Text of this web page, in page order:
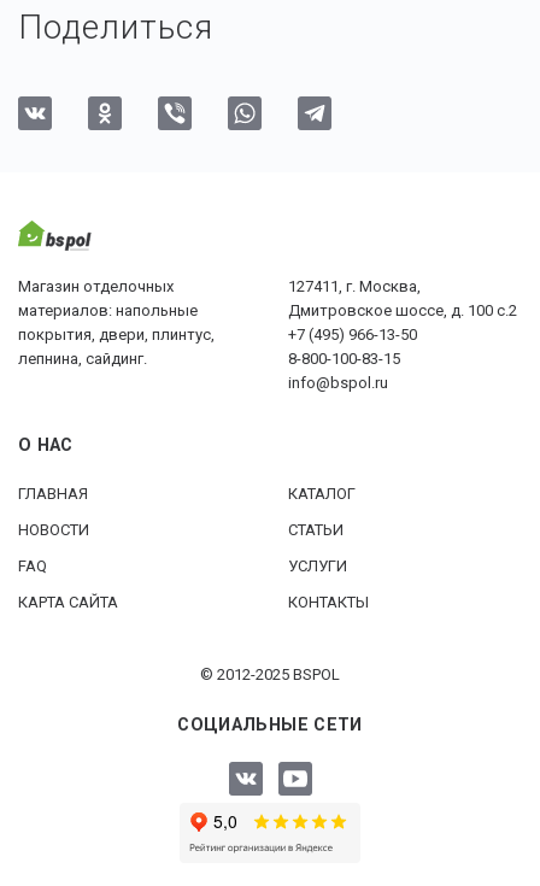
Поделиться
Магазин отделочных
материалов: напольные
покрытия, двери, плинтус,
лепнина, сайдинг.
127411, г. Москва,
Дмитровское шоссе, д. 100 с.2
+7 (495) 966-13-50
8-800-100-83-15
info@bspol.ru
О НАС
ГЛАВНАЯ
КАТАЛОГ
НОВОСТИ
СТАТЬИ
FAQ
УСЛУГИ
КАРТА САЙТА
КОНТАКТЫ
© 2012-2025 BSPOL
СОЦИАЛЬНЫЕ СЕТИ